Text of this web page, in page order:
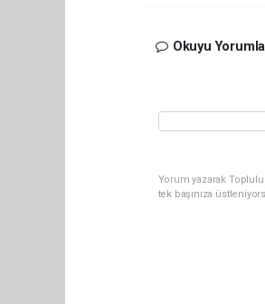
Okuyu
Yorum yazarak
tek başınıza